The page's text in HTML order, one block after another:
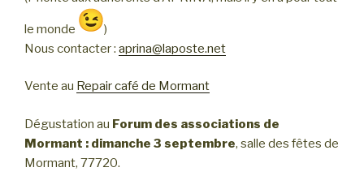
le monde
)
Nous contacter : aprina@laposte.net
Vente au Repair café de Mormant
Dégustation au Forum des associations de
Mormant : dimanche 3 septembre, salle des fêtes de
Mormant, 77720.